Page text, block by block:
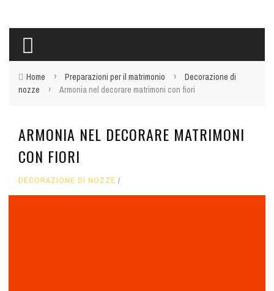
Home › Preparazioni per il matrimonio ›
Decorazione di
nozze
› Armonia nel decorare matrimoni con fiori
ARMONIA NEL DECORARE MATRIMONI
CON FIORI
DECORAZIONE DI NOZZE